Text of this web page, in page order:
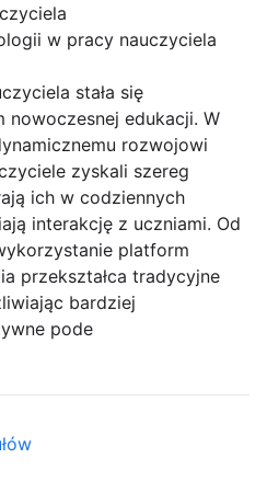
w pracy nauczyciela
stała się
nowoczesnej edukacji. W
rozwojowi
zyskali szereg
ich w codziennych
interakcję z uczniami. Od
platform
przekształca tradycyjne
bardziej
pode